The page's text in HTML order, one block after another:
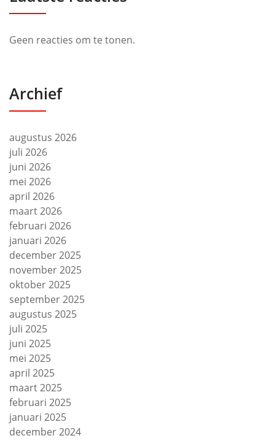
Geen reacties om te tonen.
Archief
augustus 2026
juli 2026
juni 2026
mei 2026
april 2026
maart 2026
februari 2026
januari 2026
december 2025
november 2025
oktober 2025
september 2025
augustus 2025
juli 2025
juni 2025
mei 2025
april 2025
maart 2025
februari 2025
januari 2025
december 2024